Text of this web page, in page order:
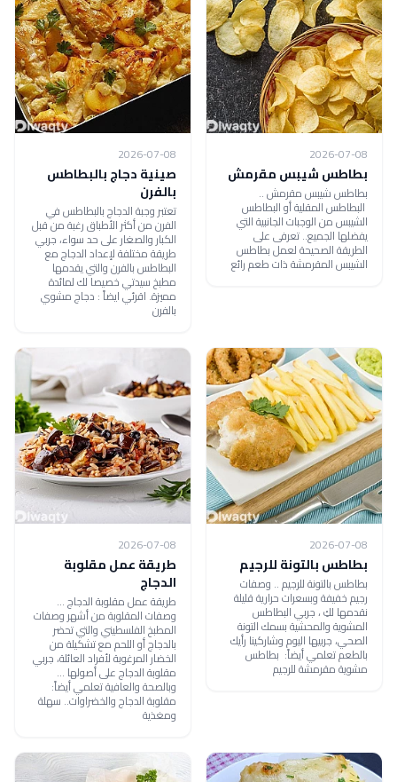
2026-07-08
بطاطس شيبس مقرمش
بطاطس شيبس مقرمش ..
البطاطس المقلية أو البطاطس
الشيبس من الوجبات الجانبية التي
يفضلها الجميع.. تعرفى على
الطريقة الصحيحة لعمل بطاطس
الشيبس المقرمشة ذات طعم رائع
2026-07-08
صينية دجاج بالبطاطس
بالفرن
تعتبر وجبة الدجاج بالبطاطس في
الفرن من أكثر الأطباق رغبة من قبل
الكبار والصغار على حد سواء، جربي
طريقة مختلفة لإعداد الدجاج مع
البطاطس بالفرن والتي يقدمها
مطبخ سيدتي خصيصا لك لمائدة
مميزة. اقرئي ايضاً : دجاج مشوي
بالفرن
2026-07-08
بطاطس بالتونة للرجيم
بطاطس بالتونة للرجيم .. وصفات
رجيم خفيفة وبسعرات حرارية قليلة
نقدمها لكِ ، جربي البطاطس
المشوية والمحشية بسمك التونة
الصحي، جربيها اليوم وشاركينا رأيك
بالطعم تعلمي أيضاً: بطاطس
مشوية مقرمشة للرجيم
2026-07-08
طريقة عمل مقلوبة
الدجاج
طريقة عمل مقلوبة الدجاج ...
وصفات المقلوبة من أشهر وصفات
المطبخ الفلسطيني والتي تحضر
بالدجاج أو اللحم مع تشكيلة من
الخضار المرغوبة لأفراد العائلة، جربي
مقلوبة الدجاج على أصولها ...
وبالصحة والعافية تعلمي أيضاً:
مقلوبة الدجاج والخضراوات.. سهلة
ومغذية